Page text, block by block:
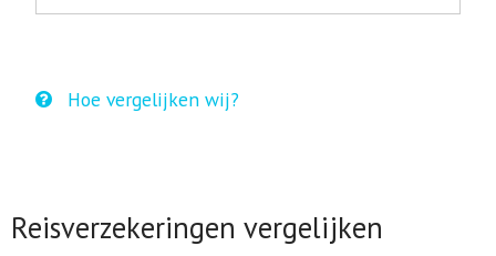
Hoe vergelijken wij?
Reisverzekeringen vergelijken